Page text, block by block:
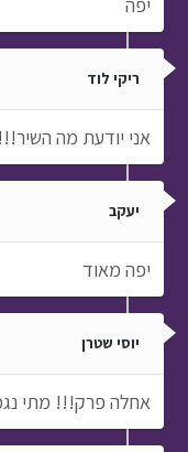
יפה
ריקי לוד
אני יודעת מה
יעקב
יפה מאוד
יוסי שטרן
אחלה פרק!!! מתי